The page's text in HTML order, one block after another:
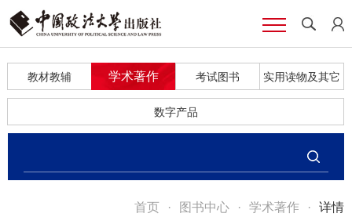
教材教辅 学术著作 考试图书 实用读物及其它
数字产品
首页 · 图书中心 · 学术著作 · 详情